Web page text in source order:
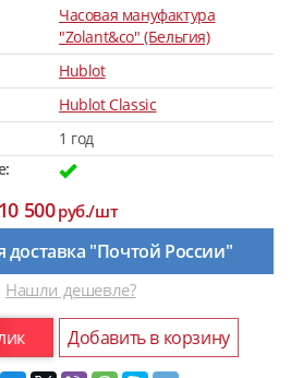
Часовая мануфактура
"Zolant&co" (Бельгия)
Hublot
Hublot Classic
1 год
10 500руб./шт
доставка "Почтой России"
Нашли дешевле?
Добавить в корзину